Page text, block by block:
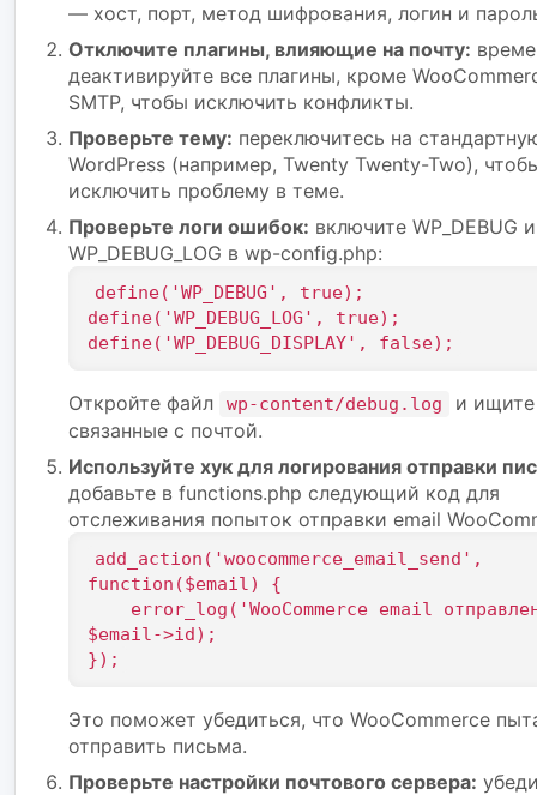
— хост, порт, метод шифрования, логин и
Отключите плагины, влияющие на почту:
деактивируйте все плагины, кроме
SMTP, чтобы исключить конфликты.
Проверьте тему: переключитесь на
WordPress (например, Twenty Twenty-Two),
исключить проблему в теме.
Проверьте логи ошибок: включите WP_DEBUG и
WP_DEBUG_LOG в wp-config.php:
define('WP_DEBUG', true);
define('WP_DEBUG_LOG', true);
define('WP_DEBUG_DISPLAY', false);
Откройте файл wp-content/debug.log
и
связанные с почтой.
Используйте хук для логирования отправки
добавьте в functions.php следующий код для
отслеживания попыток отправки email
add_action('woocommerce_email_send',
function($email) {
$email->id);
});
Это поможет убедиться, что WooCommerce
отправить письма.
Проверьте настройки почтового сервера: